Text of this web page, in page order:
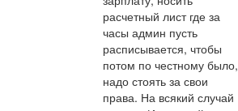
расчетный лист где за
часы админ пусть
расписывается, чтобы
потом по честному было,
надо стоять за свои
права. На всякий случай